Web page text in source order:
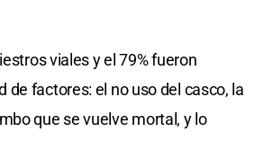
viales y el 79% fueron
factores: el no uso del casco, la
que se vuelve mortal, y lo